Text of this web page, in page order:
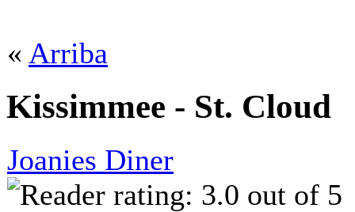
« Arriba
Kissimmee - St. Cloud
Joanies Diner